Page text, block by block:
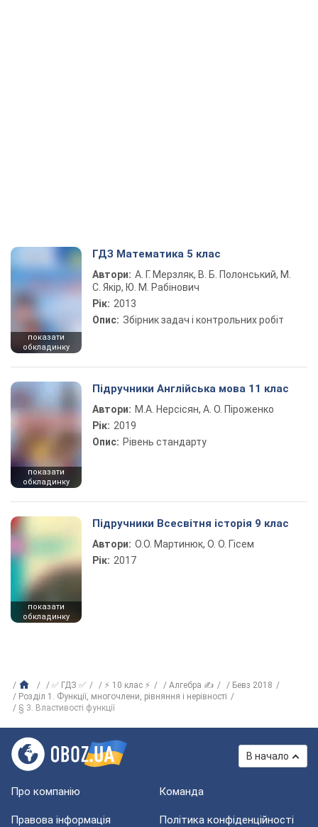
показати
обкладинку
ГДЗ Математика 5 клас
Автори: А. Г. Мерзляк, В. Б. Полонський, М.
С. Якір, Ю. М. Рабінович
Рік: 2013
Опис: Збірник задач і контрольних робіт
показати
обкладинку
Підручники Англійська мова 11 клас
Автори: М.А. Нерсісян, А. О. Піроженко
Рік: 2019
Опис: Рівень стандарту
показати
обкладинку
Підручники Всесвітня історія 9 клас
Автори: О.О. Мартинюк, О. О. Гісем
Рік: 2017
✅ ГДЗ ✅ ⚡ 10 клас ⚡ Алгебра ✍
Бевз 2018
Розділ 1. Функції, многочлени, рівняння і нерівності
§ 3. Властивості функції
В начало
Про компанію Команда
Правова інформація Політика конфіденційності